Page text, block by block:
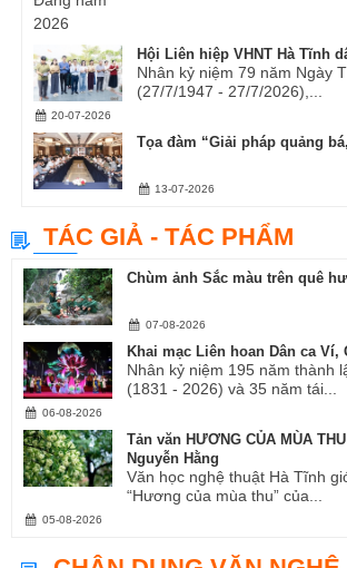
Hội Liên hiệp VHNT Hà Tĩnh
Nhân kỷ niệm 79 năm Ngày
(27/7/1947 - 27/7/2026),...
20-07-2026
Tọa đàm “Giải pháp quảng
13-07-2026
TÁC GIẢ - TÁC PHẨM
Chùm ảnh Sắc màu trên quê
07-08-2026
Khai mạc Liên hoan Dân ca Ví,
Nhân kỷ niệm 195 năm thành
(1831 - 2026) và 35 năm tái...
06-08-2026
Tản văn HƯƠNG CỦA MÙA
Nguyễn Hằng
Văn học nghệ thuật Hà Tĩnh
“Hương của mùa thu” của...
05-08-2026